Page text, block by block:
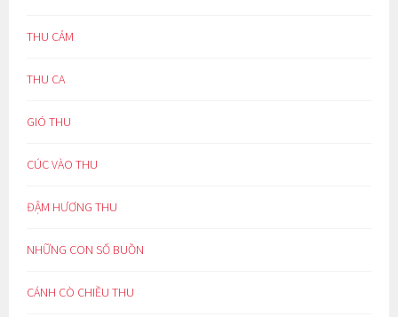
THU CẢM
THU CA
GIÓ THU
CÚC VÀO THU
ĐẬM HƯƠNG THU
NHỮNG CON SỐ BUỒN
CÁNH CÒ CHIỀU THU